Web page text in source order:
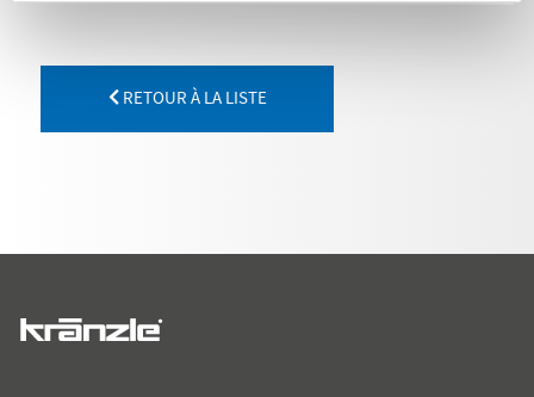
RETOUR À LA LISTE